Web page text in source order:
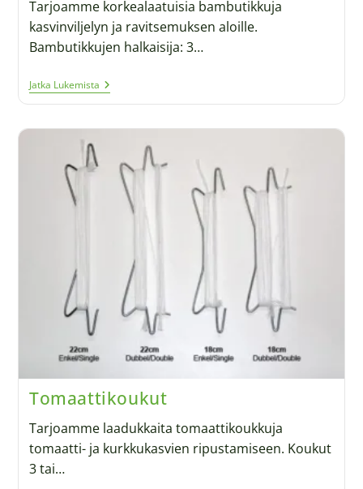
Tarjoamme korkealaatuisia bambutikkuja
kasvinviljelyn ja ravitsemuksen aloille.
Bambutikkujen halkaisija: 3…
Jatka Lukemista
Tomaattikoukut
Tarjoamme laadukkaita tomaattikoukkuja
tomaatti- ja kurkkukasvien ripustamiseen. Koukut
3 tai…